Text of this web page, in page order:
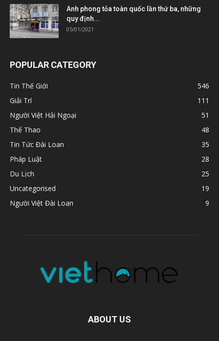
Anh phong tỏa toàn quốc lần thứ ba, những
quy định...
05/01/2021
POPULAR CATEGORY
Tin Thế Giới
546
Giải Trí
111
Người Việt Hải Ngoại
51
Thể Thao
48
Tin Tức Đài Loan
35
Pháp Luật
28
Du Lịch
25
Uncategorised
19
Người Việt Đài Loan
9
ABOUT US